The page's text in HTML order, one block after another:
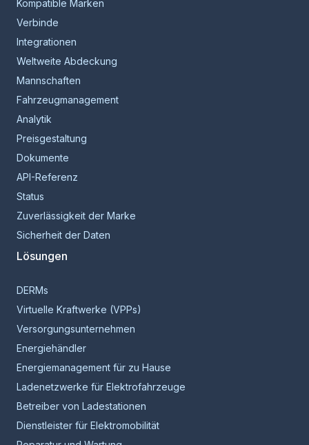
Kompatible Marken
Verbinde
Integrationen
Weltweite Abdeckung
Mannschaften
Fahrzeugmanagement
Analytik
Preisgestaltung
Dokumente
API-Referenz
Status
Zuverlässigkeit der Marke
Sicherheit der Daten
Lösungen
DERMs
Virtuelle Kraftwerke (VPPs)
Versorgungsunternehmen
Energiehändler
Energiemanagement für zu Hause
Ladenetzwerke für Elektrofahrzeuge
Betreiber von Ladestationen
Dienstleister für Elektromobilität